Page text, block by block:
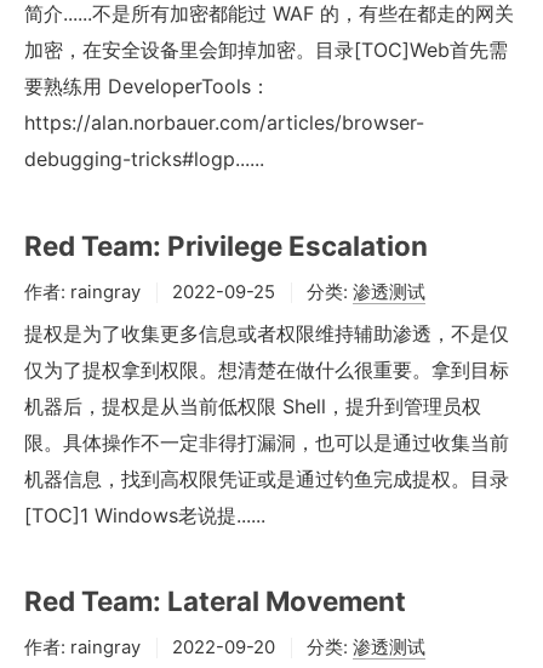
简介......不是所有加密都能过 WAF 的，有些在都走的网关
加密，在安全设备里会卸掉加密。目录[TOC]Web首先需
要熟练用 DeveloperTools：
https://alan.norbauer.com/articles/browser-
debugging-tricks#logp......
Red Team: Privilege Escalation
作者: raingray 2022-09-25 分类: 渗透测试
提权是为了收集更多信息或者权限维持辅助渗透，不是仅
仅为了提权拿到权限。想清楚在做什么很重要。拿到目标
机器后，提权是从当前低权限 Shell，提升到管理员权
限。具体操作不一定非得打漏洞，也可以是通过收集当前
机器信息，找到高权限凭证或是通过钓鱼完成提权。目录
[TOC]1 Windows老说提......
Red Team: Lateral Movement
作者: raingray 2022-09-20 分类: 渗透测试